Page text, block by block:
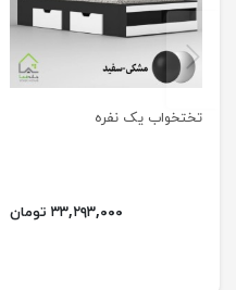
تختخواب یک نفره
۳۳,۲۹۳,۰۰۰ تومان
previus